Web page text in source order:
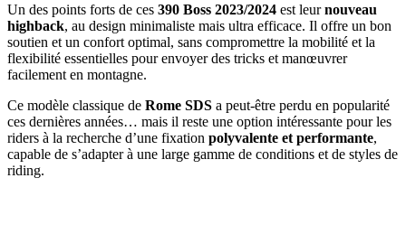
Un des points forts de ces 390 Boss 2023/2024 est leurnouveau
highback, au design minimaliste mais ultra efficace. Il offre un bon
soutien et un confort optimal, sans compromettre la mobilité et la
flexibilité essentielles pour envoyer des tricks et manœuvrer
facilement en montagne.
Ce modèle classique de Rome SDS a peut-être perdu en popularité
ces dernières années… mais il reste une option intéressante pour les
riders à la recherche d’une fixation polyvalente et performante,
capable de s’adapter à une large gamme de conditions et de styles de
riding.